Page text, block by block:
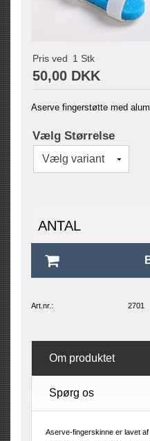
Pris ved 1 Stk
50,00 DKK
Aserve fingerstøtte med
Vælg Størrelse
ANTAL
2701
Art.nr.:
Om produktet
Spørg os
Aserve-fingerskinne er lavet